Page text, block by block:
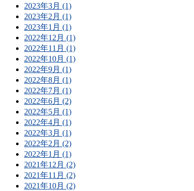
2023年3月 (1)
2023年2月 (1)
2023年1月 (1)
2022年12月 (1)
2022年11月 (1)
2022年10月 (1)
2022年9月 (1)
2022年8月 (1)
2022年7月 (1)
2022年6月 (2)
2022年5月 (1)
2022年4月 (1)
2022年3月 (1)
2022年2月 (2)
2022年1月 (1)
2021年12月 (2)
2021年11月 (2)
2021年10月 (2)